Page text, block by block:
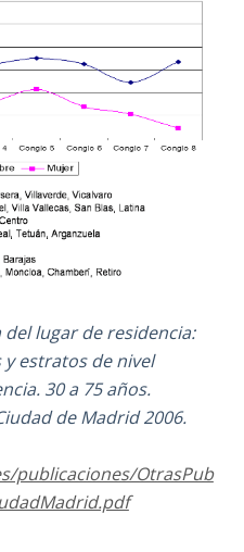
lugar de residencia:
estratos de nivel
30 a 75 años.
de Madrid 2006.
publicaciones/OtrasPub